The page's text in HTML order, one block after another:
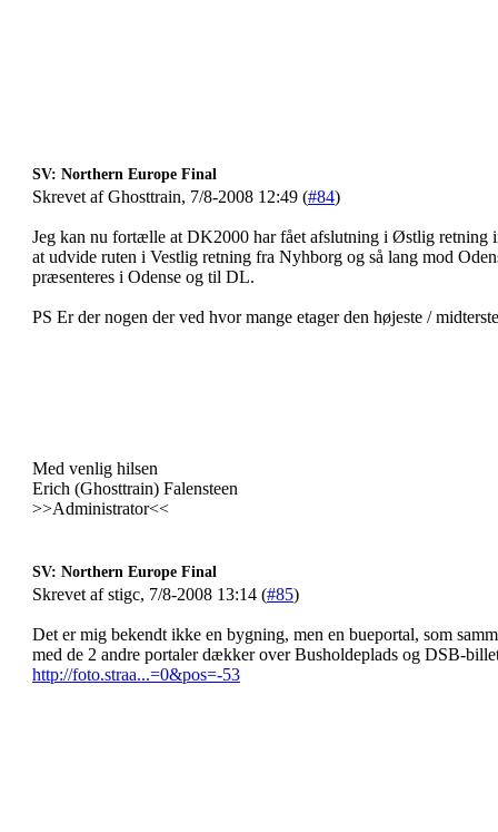
SV: Northern Europe Final
Skrevet af Ghosttrain, 7/8-2008 12:49 (#84)
Jeg kan nu fortælle at DK2000 har fået afslutning i Østlig retning
at udvide ruten i Vestlig retning fra Nyhborg og så lang mod
præsenteres i Odense og til DL.
PS Er der nogen der ved hvor mange etager den højeste /
Med venlig hilsen
Erich (Ghosttrain) Falensteen
>>Administrator<<
SV: Northern Europe Final
Skrevet af stigc, 7/8-2008 13:14 (#85)
Det er mig bekendt ikke en bygning, men en bueportal, som
med de 2 andre portaler dækker over Busholdeplads og DSB-
http://foto.straa...=0&pos=-53